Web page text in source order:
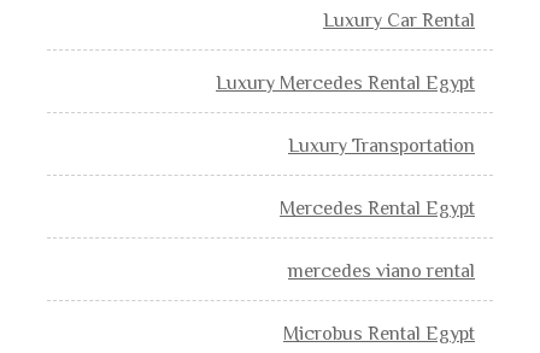
Luxury Car Rental
Luxury Mercedes Rental Egypt
Luxury Transportation
Mercedes Rental Egypt
mercedes viano rental
Microbus Rental Egypt